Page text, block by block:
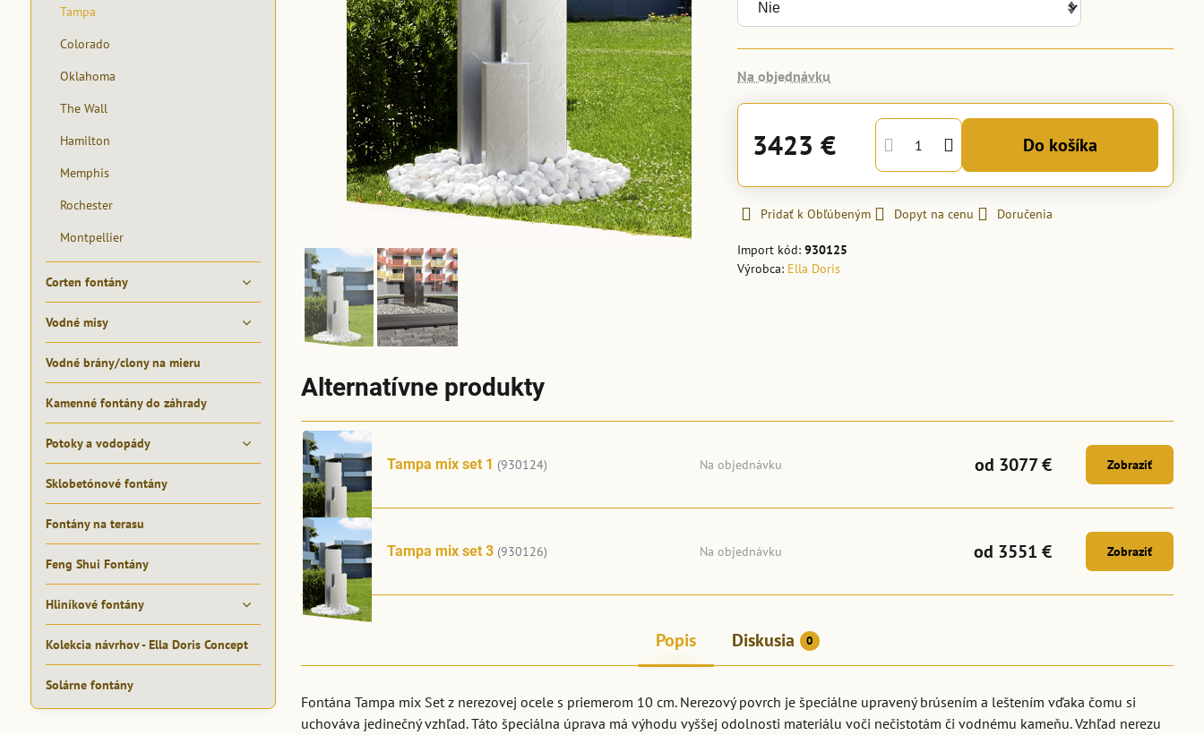
Na objednávku
3423 € Do košíka
Pridať k Obľúbeným Dopyt na cenu Doručenia
Import kód:930125
Výrobca: Ella Doris
Popis Diskusia 0
Fontána Tampa mix Set z nerezovej ocele s priemerom 10 cm. Nerezový povrch je špeciálne upravený brúsením a leštením vďaka čomu si
uchováva jedinečný vzhľad. Táto špeciálna úprava má výhodu vyššej odolnosti materiálu voči nečistotám či vodnému kameňu. Vzhľad nerezu
Alternatívne produkty
Tampa mix set 1 (930124) Na objednávku od 3077 € Zobraziť
Tampa mix set 3 (930126) Na objednávku od 3551 € Zobraziť
Tampa
Colorado
Oklahoma
The Wall
Hamilton
Memphis
Rochester
Montpellier
Corten fontány
Vodné misy
Vodné brány/clony na mieru
Kamenné fontány do záhrady
Potoky a vodopády
Sklobetónové fontány
Fontány na terasu
Feng Shui Fontány
Hliníkové fontány
Kolekcia návrhov - Ella Doris Concept
Solárne fontány